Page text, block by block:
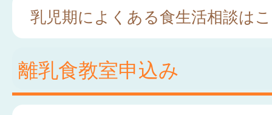
乳児期によくある食生活相談は
離乳食教室申込み